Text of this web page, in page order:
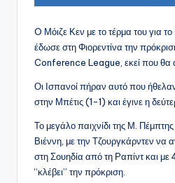
O Μόιζε Κεν με το τέρμα του για
έδωσε στη Φιορεντίνα την
Conference League, εκεί που θα
Οι Ισπανοί πήραν αυτό που
στην Μπέτις (1-1) και έγινε η
Το μεγάλο παιχνίδι της Μ.
Βιέννη, με την Τζουργκάρντεν να
στη Σουηδία από τη Ραπίντ και
“κλέβει” την πρόκριση.